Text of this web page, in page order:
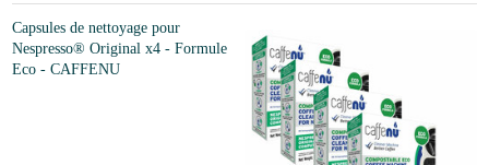
Capsules de nettoyage pour
Nespresso® Original x4 - Formule
Eco - CAFFENU